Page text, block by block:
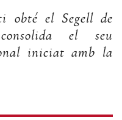
obté el Segell de
el seu
iniciat amb la